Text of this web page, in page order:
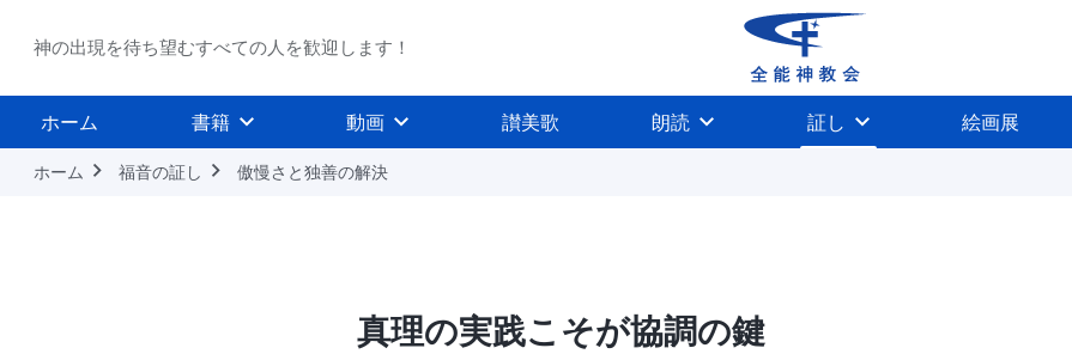
神の出現を待ち望むすべての人を歓迎します！
ホーム 書籍 動画 讃美歌 朗読 証し 絵画展
ホーム 福音の証し 傲慢さと独善の解決
真理の実践こそが協調の鍵